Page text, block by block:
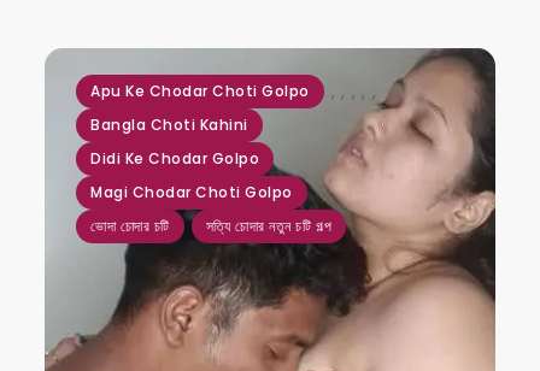
Apu Ke Chodar Choti Golpo ,
Bangla Choti Kahini
,
Didi Ke Chodar Golpo
,
Magi Chodar Choti Golpo
,
ভোদা চোদার চটি
,
সত্যি চোদার নতুন চটি গল্প